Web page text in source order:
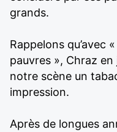
grands.
Rappelons qu’avec
pauvres », Chraz
notre scène un
impression.
Après de longues